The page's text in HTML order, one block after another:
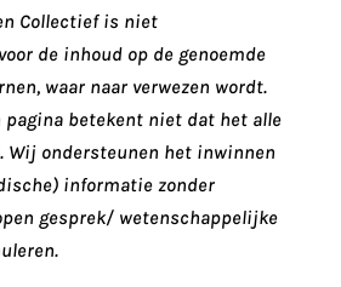
Collectief is niet
de inhoud op de genoemde
waar naar verwezen wordt.
pagina betekent niet dat het alle
Wij ondersteunen het inwinnen
informatie zonder
gesprek/ wetenschappelijke